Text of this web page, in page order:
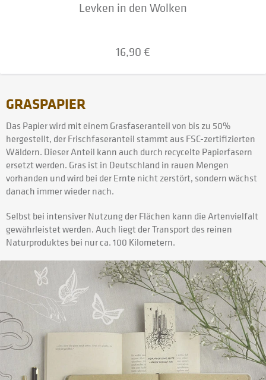
Levken in den Wolken
16,90 €
GRASPAPIER
Das Papier wird mit einem Grasfaseranteil von bis zu 50%
hergestellt, der Frischfaseranteil stammt aus FSC-zertifizierten
Wäldern. Dieser Anteil kann auch durch recycelte Papierfasern
ersetzt werden. Gras ist in Deutschland in rauen Mengen
vorhanden und wird bei der Ernte nicht zerstört, sondern wächst
danach immer wieder nach.
Selbst bei intensiver Nutzung der Flächen kann die Artenvielfalt
gewährleistet werden. Auch liegt der Transport des reinen
Naturproduktes bei nur ca. 100 Kilometern.